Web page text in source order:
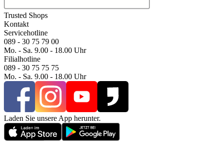
Trusted Shops
Kontakt
Servicehotline
089 - 30 75 79 00
Mo. - Sa. 9.00 - 18.00 Uhr
Filialhotline
089 - 30 75 75 75
Mo. - Sa. 9.00 - 18.00 Uhr
Laden Sie unsere App herunter.